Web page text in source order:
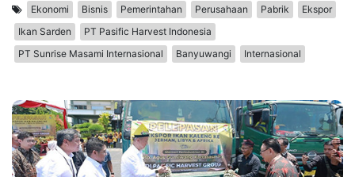
Ekonomi Bisnis Pemerintahan Perusahaan Pabrik
Ekspor
Ikan Sarden
PT Pasific Harvest Indonesia
PT Sunrise Masami Internasional
Banyuwangi Internasional